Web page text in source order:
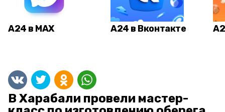
А24 в MAX А24 в Вконтакте
В Харабали провели мастер-